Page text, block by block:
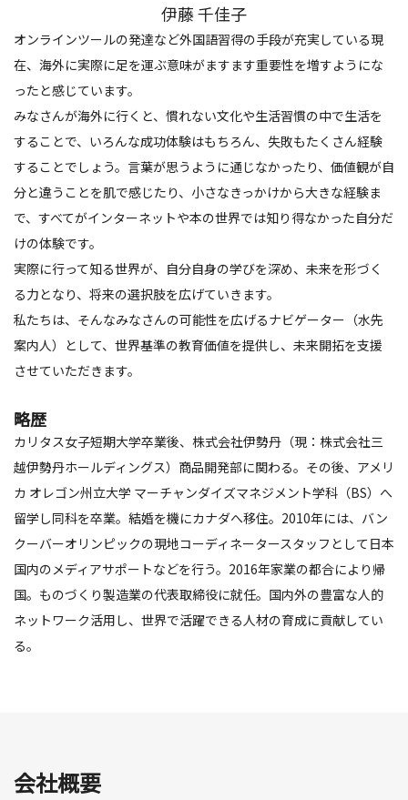
オンラインツールの発達など外国語習得の手段が充実している現
在、海外に実際に足を運ぶ意味がますます重要性を増すようにな
ったと感じています。
みなさんが海外に行くと、慣れない文化や生活習慣の中で生活を
することで、いろんな成功体験はもちろん、失敗もたくさん経験
することでしょう。言葉が思うように通じなかったり、価値観が自
分と違うことを肌で感じたり、小さなきっかけから大きな経験ま
で、すべてがインターネットや本の世界では知り得なかった自分だ
けの体験です。
実際に行って知る世界が、自分自身の学びを深め、未来を形づく
る力となり、将来の選択肢を広げていきます。
私たちは、そんなみなさんの可能性を広げるナビゲーター（水先
案内人）として、世界基準の教育価値を提供し、未来開拓を支援
させていただきます。
略歴
カリタス女子短期大学卒業後、株式会社伊勢丹（現：株式会社三
越伊勢丹ホールディングス）商品開発部に関わる。その後、アメリ
カ オレゴン州立大学 マーチャンダイズマネジメント学科（BS）へ
留学し同科を卒業。結婚を機にカナダへ移住。2010年には、バン
クーバーオリンピックの現地コーディネータースタッフとして日本
国内のメディアサポートなどを行う。2016年家業の都合により帰
国。ものづくり製造業の代表取締役に就任。国内外の豊富な人的
ネットワーク活用し、世界で活躍できる人材の育成に貢献してい
る。
伊藤 千佳子
会社概要